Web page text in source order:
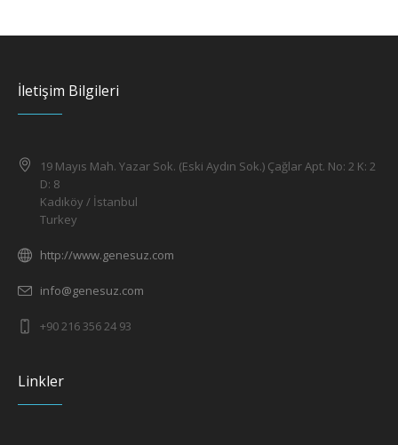
İletişim Bilgileri
19 Mayıs Mah. Yazar Sok. (Eski Aydın Sok.) Çağlar Apt. No: 2 K: 2
D: 8
Kadıköy / İstanbul
Turkey
http://www.genesuz.com
info@genesuz.com
+90 216 356 24 93
Linkler